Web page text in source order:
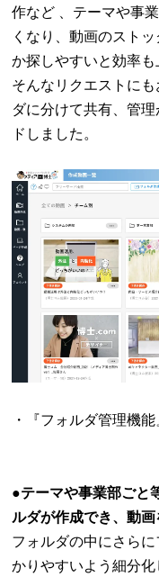
作など 、テーマや事
くなり、動画のスト
か探しやすいと効率も
そんなリクエストに
ダに分けて共有、管
ドしました。
・『フォルダ管理機
●テーマや事業部ごと
ルダが作成でき、動画
フォルダの中にさら
かりやすいよう細分化